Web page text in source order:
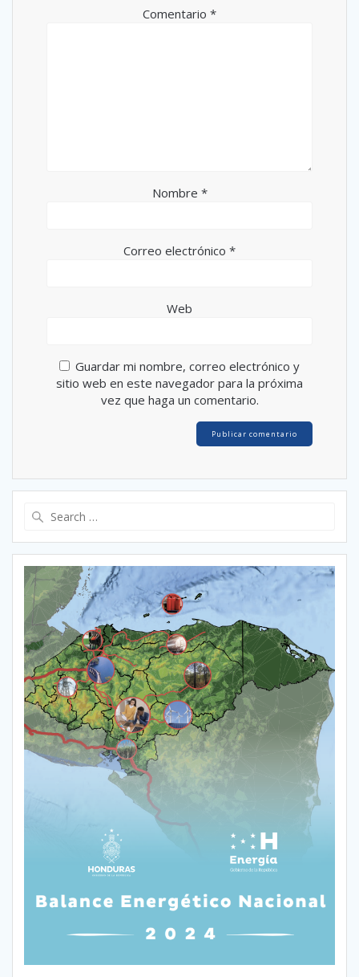
Comentario *
Nombre *
Correo electrónico *
Web
Guardar mi nombre, correo electrónico y
sitio web en este navegador para la próxima
vez que haga un comentario.